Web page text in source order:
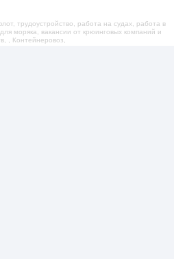
трудоустройство, работа на судах, работа в
моряка, вакансии от крюинговых компаний и
, Контейнеровоз,